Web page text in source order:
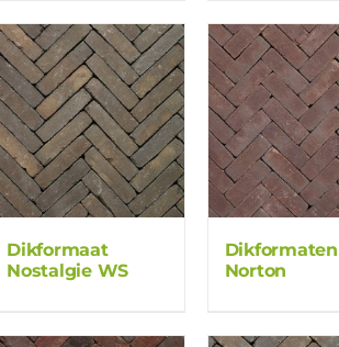
Dikformaat
Nostalgie WS
Dikformaten
Norton